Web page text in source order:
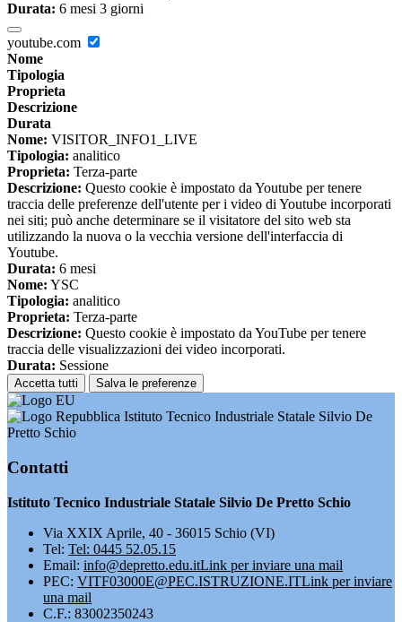
Durata: 6 mesi 3 giorni
youtube.com
Nome
Tipologia
Proprieta
Descrizione
Durata
Nome: VISITOR_INFO1_LIVE
Tipologia: analitico
Proprieta: Terza-parte
Descrizione: Questo cookie è impostato da Youtube per tenere
traccia delle preferenze dell'utente per i video di Youtube incorporati
nei siti; può anche determinare se il visitatore del sito web sta
utilizzando la nuova o la vecchia versione dell'interfaccia di
Youtube.
Durata: 6 mesi
Nome: YSC
Tipologia: analitico
Proprieta: Terza-parte
Descrizione: Questo cookie è impostato da YouTube per tenere
traccia delle visualizzazioni dei video incorporati.
Durata: Sessione
Accetta tutti Salva le preferenze
Istituto Tecnico Industriale Statale Silvio De
Pretto Schio
Contatti
Istituto Tecnico Industriale Statale Silvio De Pretto Schio
Via XXIX Aprile, 40 - 36015 Schio (VI)
Tel: Tel: 0445 52.05.15
Email: info@depretto.edu.itLink per inviare una mail
PEC: VITF03000E@PEC.ISTRUZIONE.ITLink per inviare
una mail
C.F.: 83002350243